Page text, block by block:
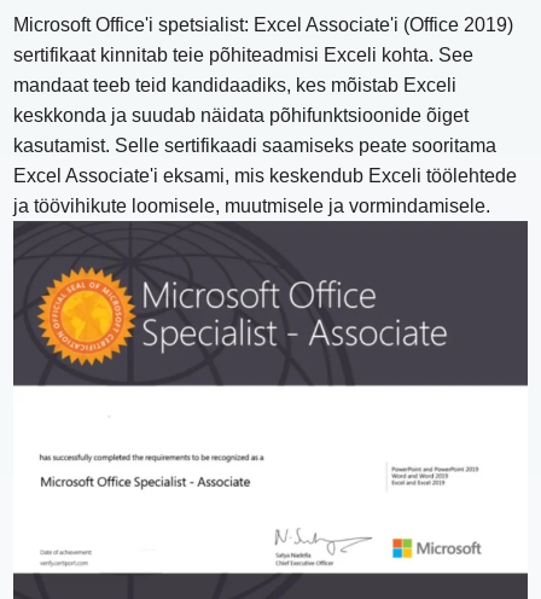
Microsoft Office'i spetsialist: Excel Associate'i (Office 2019)
sertifikaat kinnitab teie põhiteadmisi Exceli kohta. See
mandaat teeb teid kandidaadiks, kes mõistab Exceli
keskkonda ja suudab näidata põhifunktsioonide õiget
kasutamist. Selle sertifikaadi saamiseks peate sooritama
Excel Associate'i eksami, mis keskendub Exceli töölehtede
ja töövihikute loomisele, muutmisele ja vormindamisele.